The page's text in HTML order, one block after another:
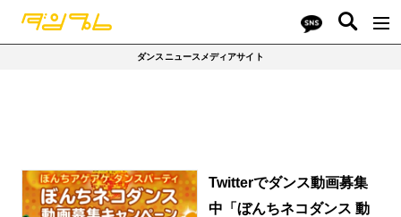
ダンスニュースメディアサイト
Twitterでダンス動画募集
中「ぼんちネコダンス 動